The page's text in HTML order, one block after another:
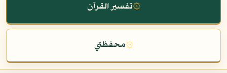
۞تفسير القرآن
۞محفظتي